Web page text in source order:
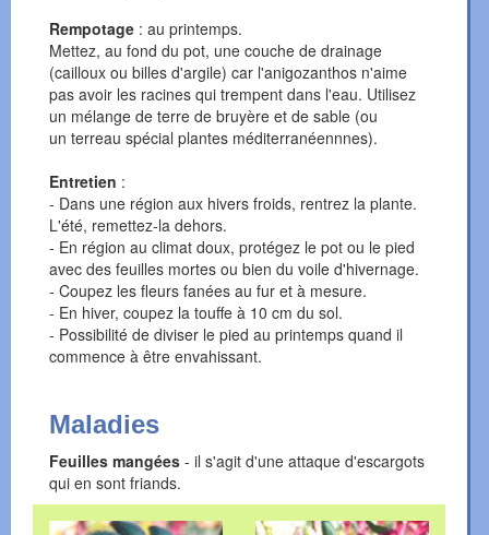
Rempotage : au printemps.
Mettez, au fond du pot, une couche de drainage
(cailloux ou billes d'argile) car l'anigozanthos n'aime
pas avoir les racines qui trempent dans l'eau. Utilisez
un mélange de terre de bruyère et de sable (ou
un terreau spécial plantes méditerranéennnes).
Entretien :
- Dans une région aux hivers froids, rentrez la plante.
L'été, remettez-la dehors.
- En région au climat doux, protégez le pot ou le pied
avec des feuilles mortes ou bien du voile d'hivernage.
- Coupez les fleurs fanées au fur et à mesure.
- En hiver, coupez la touffe à 10 cm du sol.
- Possibilité de diviser le pied au printemps quand il
commence à être envahissant.
Maladies
Feuilles mangées - il s'agit d'une attaque d'escargots
qui en sont friands.